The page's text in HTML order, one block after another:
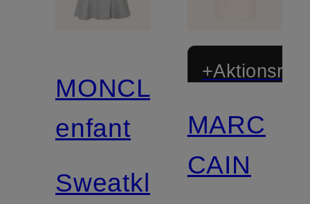
MONCLER
enfant
Sweatkleid
MARC
CAIN